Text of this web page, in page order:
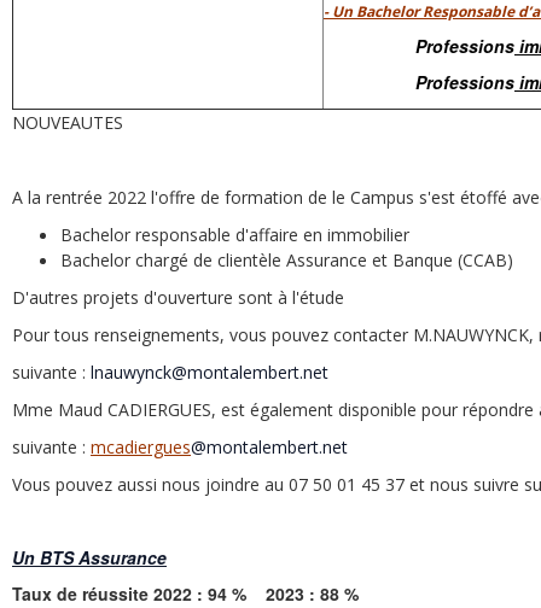
- Un Bachelor Responsable
Professions
Professions
NOUVEAUTES
A la rentrée 2022 l'offre de formation de le Campus s'est étoffé
Bachelor responsable d'affaire en immobilier
Bachelor chargé de clientèle Assurance et Banque (CCAB)
D'autres projets d'ouverture sont à l'étude
Pour tous renseignements, vous pouvez contacter
suivante : lnauwynck@montalembert.net
Mme Maud CADIERGUES, est également disponible pour
suivante : mcadiergues@montalembert.net
Vous pouvez aussi nous joindre au 07 50 01 45 37 et nous suivre
Un BTS Assurance
Taux de réussite 2022 : 94 % 2023 : 88 %